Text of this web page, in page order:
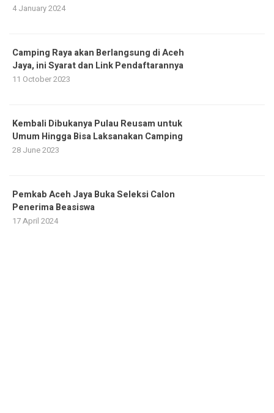
4 January 2024
Camping Raya akan Berlangsung di Aceh
Jaya, ini Syarat dan Link Pendaftarannya
11 October 2023
Kembali Dibukanya Pulau Reusam untuk
Umum Hingga Bisa Laksanakan Camping
28 June 2023
Pemkab Aceh Jaya Buka Seleksi Calon
Penerima Beasiswa
17 April 2024